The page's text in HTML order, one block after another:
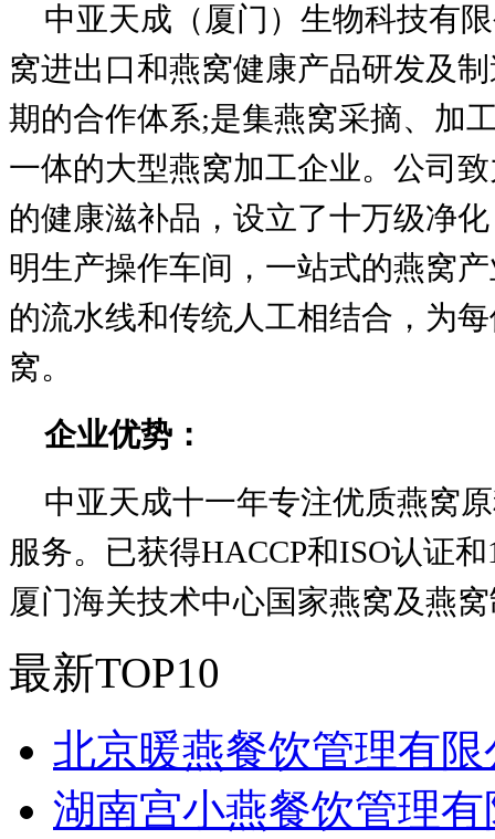
中亚天成（厦门）生物科技有
窝进出口和燕窝健康产品研发及
期的合作体系;是集燕窝采摘、加
一体的大型燕窝加工企业。公司
的健康滋补品，设立了十万级净
明生产操作车间，一站式的燕窝
的流水线和传统人工相结合，为
窝。
企业优势：
中亚天成十一年专注优质燕窝
服务。已获得HACCP和ISO认证
厦门海关技术中心国家燕窝及燕
最新TOP10
北京暖燕餐饮管理有限
湖南宫小燕餐饮管理